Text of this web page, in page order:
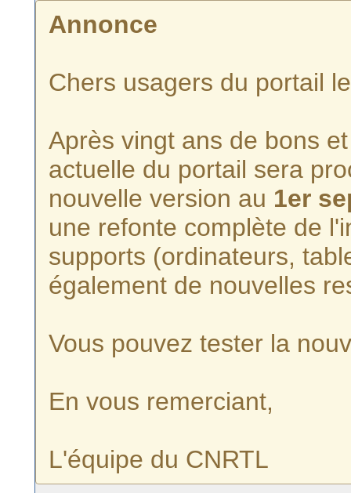
Annonce
Chers usagers du portail
Après vingt ans de bons
actuelle du portail sera
nouvelle version au 1er
une refonte complète de
supports (ordinateurs,
également de nouvelles
Vous pouvez tester la
En vous remerciant,
L'équipe du CNRTL